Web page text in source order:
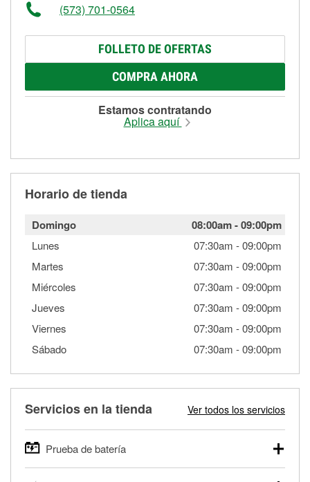
(573) 701-0564
FOLLETO DE OFERTAS
COMPRA AHORA
Estamos contratando
Aplica aquí
Horario de tienda
Domingo 08:00am-09:00pm
Lunes 07:30am -09:00pm
Martes
07:30am -09:00pm
Miércoles
07:30am -09:00pm
Jueves
07:30am -09:00pm
Viernes
07:30am -09:00pm
Sábado
07:30am -09:00pm
Servicios en la tienda Ver todos los servicios
Prueba de batería